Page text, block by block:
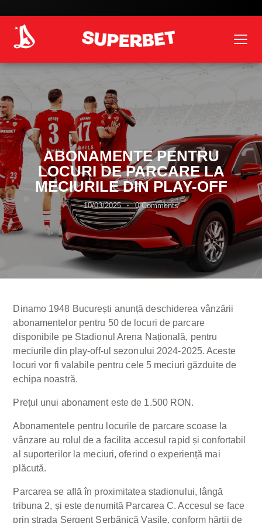
ABONAMENTE PENTRU
LOCURI DE PARCARE LA
MECIURILE DIN PLAY-OFF
10/03/2025 0 Comments
Dinamo 1948 București anunță deschiderea vânzării
abonamentelor pentru 50 de locuri de parcare
disponibile pe Stadionul Arena Națională, pentru
meciurile din play-off-ul sezonului 2024-2025. Aceste
locuri vor fi valabile pentru cele 5 meciuri găzduite de
echipa noastră.
Prețul unui abonament este de 1.500 RON.
Abonamentele pentru locurile de parcare scoase la
vânzare au rolul de a facilita accesul rapid și confortabil
al suporterilor la meciuri, oferind o experiență mai
plăcută.
Parcarea se află în proximitatea stadionului, lângă
tribuna 2, și este denumită Parcarea C. Accesul se face
prin strada Sergent Șerbănică Vasile, conform hărții de